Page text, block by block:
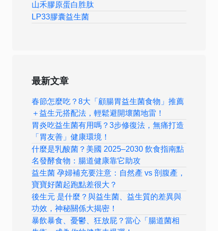
山禾膠原蛋白胜肽
LP33膠囊益生菌
最新文章
春節怎麼吃？8大「顧腸胃益生菌食物」推薦
＋益生元搭配法，輕鬆避開壞菌地雷！
胃炎吃益生菌有用嗎？3步修復法，無痛打造
「胃友善」健康環境！
什麼是乳酸菌？美國 2025–2030 飲食指南點
名發酵食物：腸道健康靠它助攻
益生菌 孕婦補充要注意：自然產 vs 剖腹產，
寶寶好菌起跑點差很大？
後生元 是什麼？與益生菌、益生質的差異與
功效，神秘關係大揭密！
暴飲暴食、憂鬱、狂放屁？當心「腸道菌相